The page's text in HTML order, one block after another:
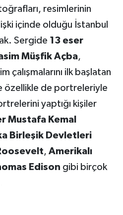
resimlerinin
içinde olduğu İstanbul
Sergide 13 eser
Müşfik Açba,
çalışmalarını ilk başlatan
özellikle de portreleriyle
yaptığı kişiler
Mustafa Kemal
Birleşik Devletleri
, Amerikalı
Edison gibi birçok